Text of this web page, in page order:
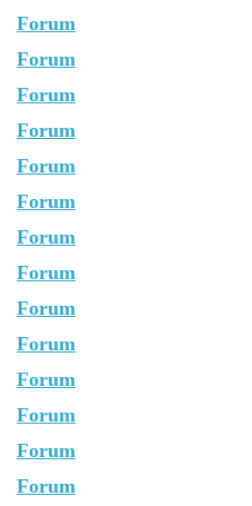
Forum
Forum
Forum
Forum
Forum
Forum
Forum
Forum
Forum
Forum
Forum
Forum
Forum
Forum